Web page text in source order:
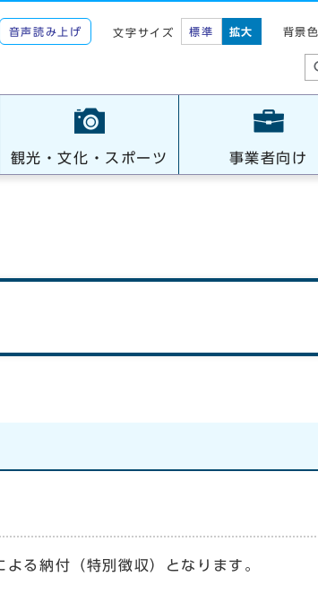
音声読み上げ 文字サイズ 標準 拡大 背景色
観光・文化・スポーツ 事業者向け
る納付（特別徴収）となります。